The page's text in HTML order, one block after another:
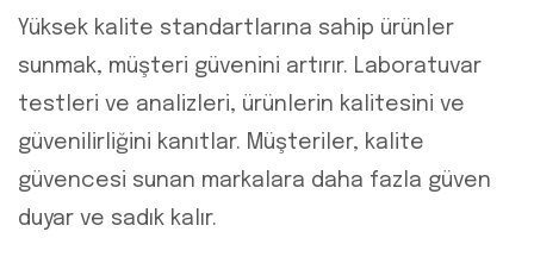
Yüksek kalite standartlarına sahip ürünler
sunmak, müşteri güvenini artırır. Laboratuvar
testleri ve analizleri, ürünlerin kalitesini ve
güvenilirliğini kanıtlar. Müşteriler, kalite
güvencesi sunan markalara daha fazla güven
duyar ve sadık kalır.